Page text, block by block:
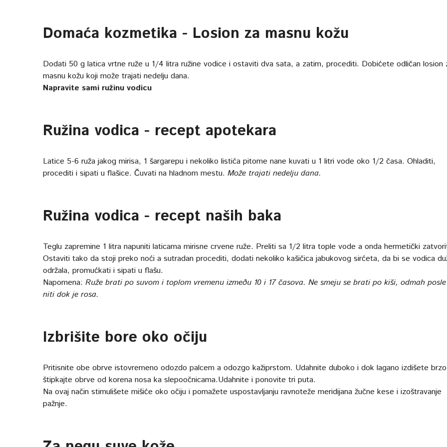
Domaća kozmetika - Losion za masnu kožu
Dodati 50 g latica vrtne ruže u 1/4 litra ružine vodice i ostaviti dva sata, a zatim, procediti. Dobićete odličan losion
masnu kožu koji može trajati nedelju dana.
Napravite sami ružinu vodicu
Ružina vodica - recept apotekara
Latice 5-6 ruža jakog mirisa, 1 šargarepu i nekoliko listića pitome nane kuvati u 1 litri vode oko 1/2 časa. Ohladiti,
procediti i sipati u flašice. Čuvati na hladnom mestu. Može trajati nedelju dana.
Ružina vodica - recept naših baka
Teglu zapremine 1 litra napuniti laticama mirisne crvene ruže. Preliti sa 1/2 litra tople vode a onda hermetički
Ostaviti tako da stoji preko noći a sutradan procediti, dodati nekoliko kašičica jabukovog sirćeta, da bi se vodica
održala, promućkati i sipati u flašu.
Napomena: Ruže brati po suvom i toplom vremenu izmeðu 10 i 17 časova. Ne smeju se brati po kiši, odmah
niti dok je rosa.
Izbrišite bore oko očiju
Pritisnite obe obrve istovremeno odozdo palcem a odozgo kažiprstom. Udahnite duboko i dok lagano izdišete brzo
štipkajte obrve od korena nosa ka slepoočnicama.Udahnite i ponovite tri puta.
Na ovaj način stimulišete mišiće oko očiju i pomažete uspostavljanju ravnoteže meridijana žučne kese i izoštravanje
pažnje.